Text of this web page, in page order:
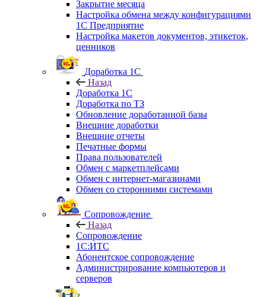
Закрытие месяца
Настройка обмена между конфигурациями
1С Предприятие
Настройка макетов документов, этикеток,
ценников
Доработка 1С
Назад
Доработка 1С
Доработка по ТЗ
Обновление доработанной базы
Внешние доработки
Внешние отчеты
Печатные формы
Права пользователей
Обмен с маркетплейсами
Обмен с интернет-магазинами
Обмен со сторонними системами
Сопровождение
Назад
Сопровождение
1C:ИТС
Абонентское сопровождение
Администрирование компьютеров и
серверов